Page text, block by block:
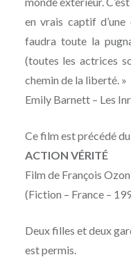
en vrais captif
faudra toute la
(toutes les actrices
chemin de la liberté. »
Emily Barnett – Les
Ce film est précédé
ACTION VÉRITÉ
Film de François Ozon
(Fiction – France –
Deux filles et deux
est permis.